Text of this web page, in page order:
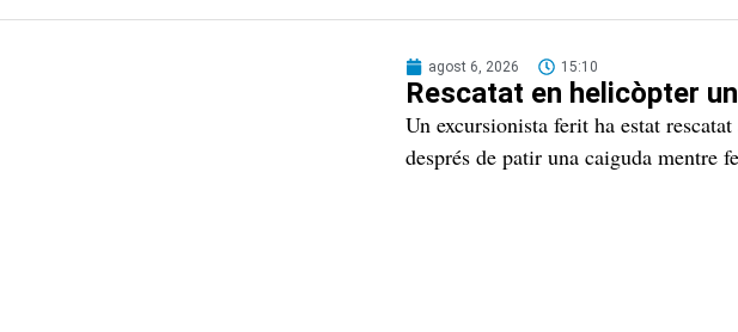
agost 6, 2026 15:10
Rescatat en helicòpter
Un excursionista ferit ha estat
després de patir una caiguda mentre